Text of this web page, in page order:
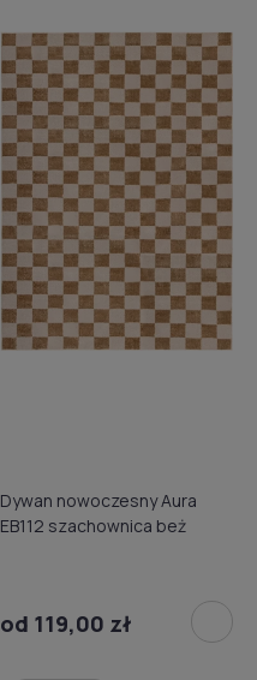
Dywan nowoczesny Aura
EB112 szachownica beż
od 119,00 zł